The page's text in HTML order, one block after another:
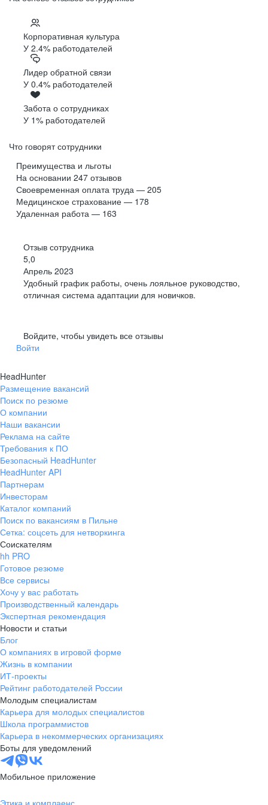
Корпоративная культура
У 2.4% работодателей
Лидер обратной связи
У 0.4% работодателей
Забота о сотрудниках
У 1% работодателей
Что говорят сотрудники
Преимущества и льготы
На основании 247 отзывов
Своевременная оплата труда — 205
Медицинское страхование — 178
Удаленная работа — 163
Отзыв сотрудника
5,0
Апрель 2023
Удобный график работы, очень лояльное руководство,
отличная система адаптации для новичков.
Войдите, чтобы увидеть все отзывы
Войти
HeadHunter
Размещение вакансий
Поиск по резюме
О компании
Наши вакансии
Реклама на сайте
Требования к ПО
Безопасный HeadHunter
HeadHunter API
Партнерам
Инвесторам
Каталог компаний
Поиск по вакансиям в Пильне
Сетка: соцсеть для нетворкинга
Соискателям
hh PRO
Готовое резюме
Все сервисы
Хочу у вас работать
Производственный календарь
Экспертная рекомендация
Новости и статьи
Блог
О компаниях в игровой форме
Жизнь в компании
ИТ-проекты
Рейтинг работодателей России
Молодым специалистам
Карьера для молодых специалистов
Школа программистов
Карьера в некоммерческих организациях
Боты для уведомлений
Мобильное приложение